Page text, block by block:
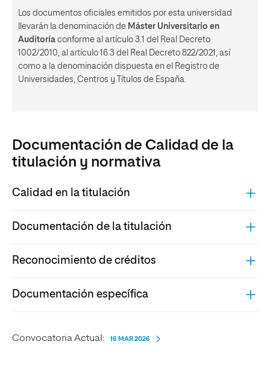
Los documentos oficiales emitidos por esta universidad
llevarán la denominación de Máster Universitario en
Auditoría conforme al artículo 3.1 del Real Decreto
1002/2010, al artículo 16.3 del Real Decreto 822/2021, así
como a la denominación dispuesta en el Registro de
Universidades, Centros y Títulos de España.
Documentación de Calidad de la
titulación y normativa
Calidad en la titulación
Documentación de la titulación
Reconocimiento de créditos
Documentación específica
Convocatoria Actual: 16 MAR 2026